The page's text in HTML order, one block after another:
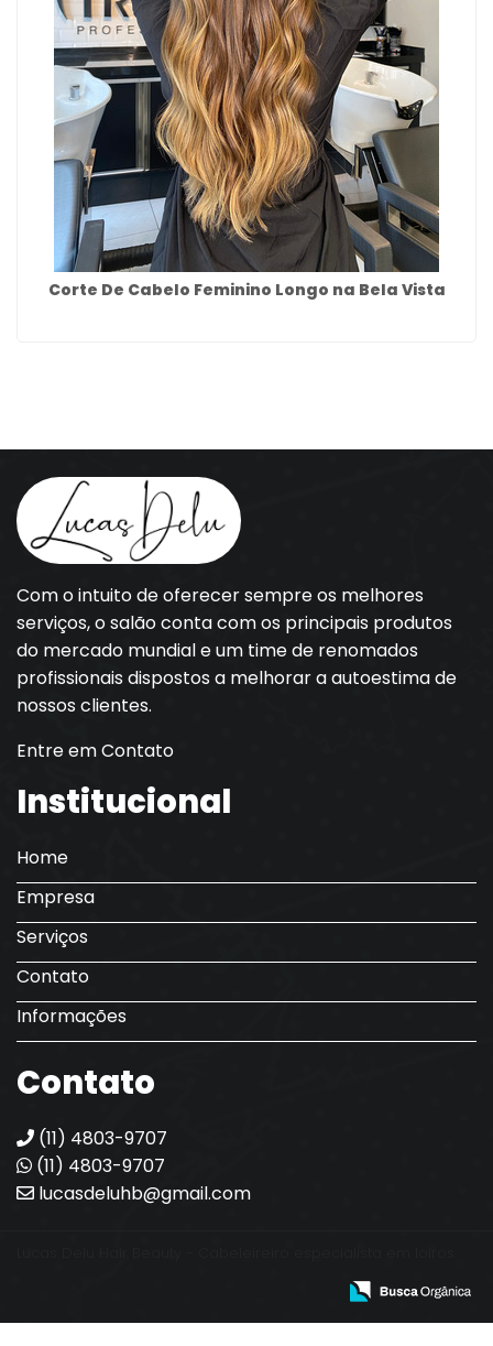
Corte De Cabelo Feminino Longo na Bela Vista
Com o intuito de oferecer sempre os melhores
serviços, o salão conta com os principais produtos
do mercado mundial e um time de renomados
profissionais dispostos a melhorar a autoestima de
nossos clientes.
Entre em Contato
Institucional
Home
Empresa
Serviços
Contato
Informações
Contato
(11) 4803-9707
(11) 4803-9707
lucasdeluhb@gmail.com